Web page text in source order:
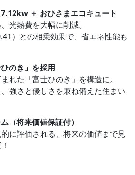
＋ おひさまエコキュート
光熱費を大幅に削減。
）との相乗効果で、省エネ性能も
のき」を採用
れた「富士ひのき」を構造に。
強さと優しさを兼ね備えた住まい
（将来価値保証付）
に評価される、将来の価値まで見